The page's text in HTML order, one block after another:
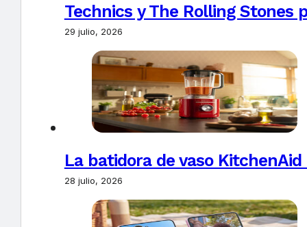
Technics y The Rolling Stones
29 julio, 2026
La batidora de vaso
28 julio, 2026